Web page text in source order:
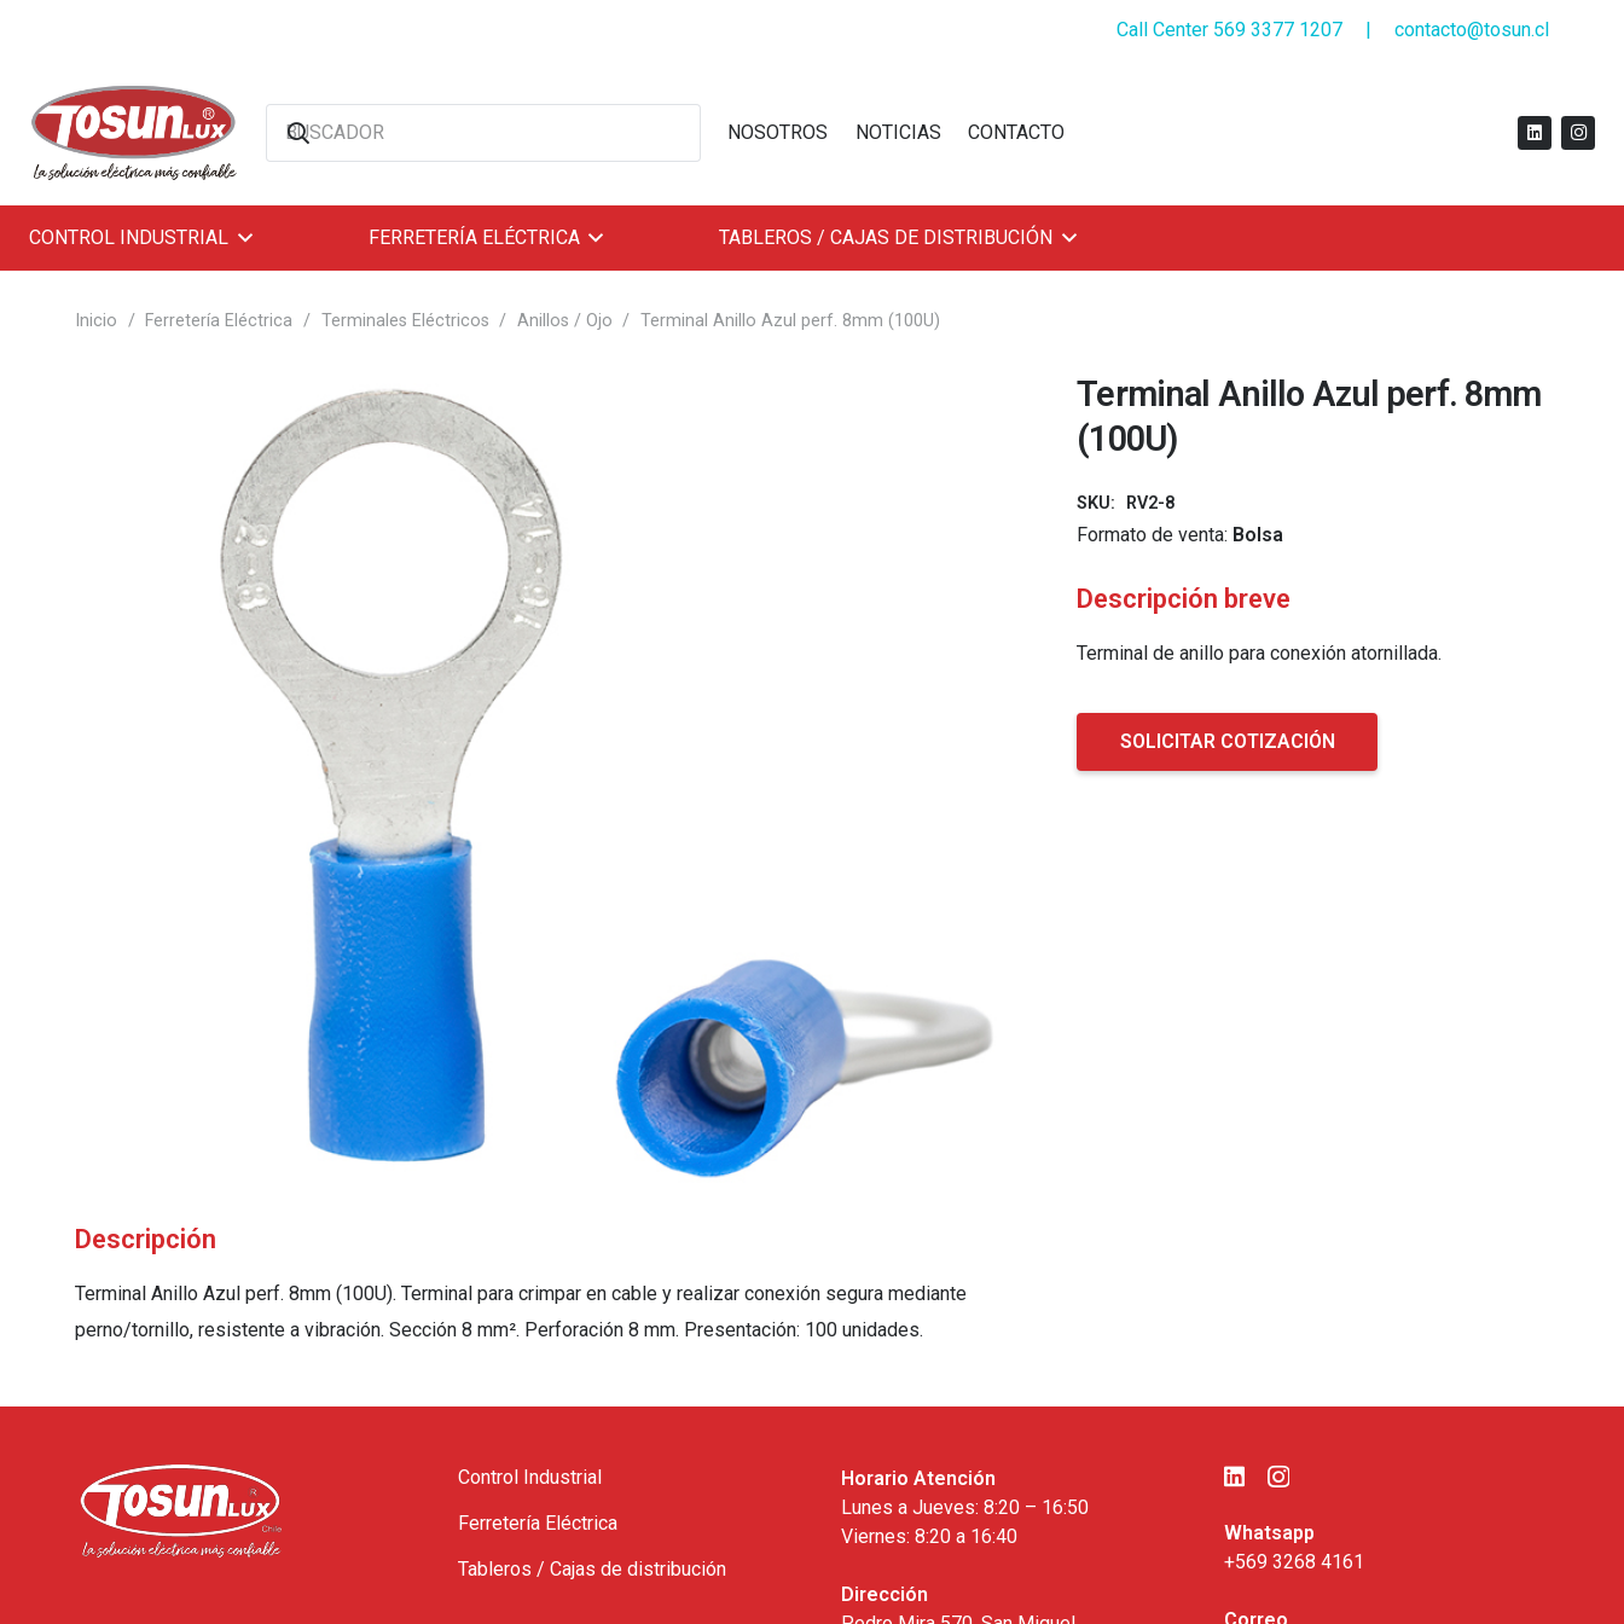
Call Center 569 3377 1207 | contacto@tosun.cl
NOSOTROS NOTICIAS CONTACTO
CONTROL INDUSTRIAL FERRETERÍA ELÉCTRICA TABLEROS / CAJAS DE DISTRIBUCIÓN
Inicio / Ferretería Eléctrica / Terminales Eléctricos / Anillos / Ojo / Terminal Anillo Azul perf. 8mm (100U)
Descripción
Terminal Anillo Azul perf. 8mm (100U). Terminal para crimpar en cable y realizar conexión segura mediante
perno/tornillo, resistente a vibración. Sección 8 mm². Perforación 8 mm. Presentación: 100 unidades.
Terminal Anillo Azul perf. 8mm
(100U)
SKU: RV2-8
Formato de venta: Bolsa
Descripción breve
Terminal de anillo para conexión atornillada.
SOLICITAR COTIZACIÓN
Control Industrial
Ferretería Eléctrica
Tableros / Cajas de distribución
Horario Atención
Lunes a Jueves: 8:20 – 16:50
Viernes: 8:20 a 16:40
Dirección
Whatsapp
+569 3268 4161